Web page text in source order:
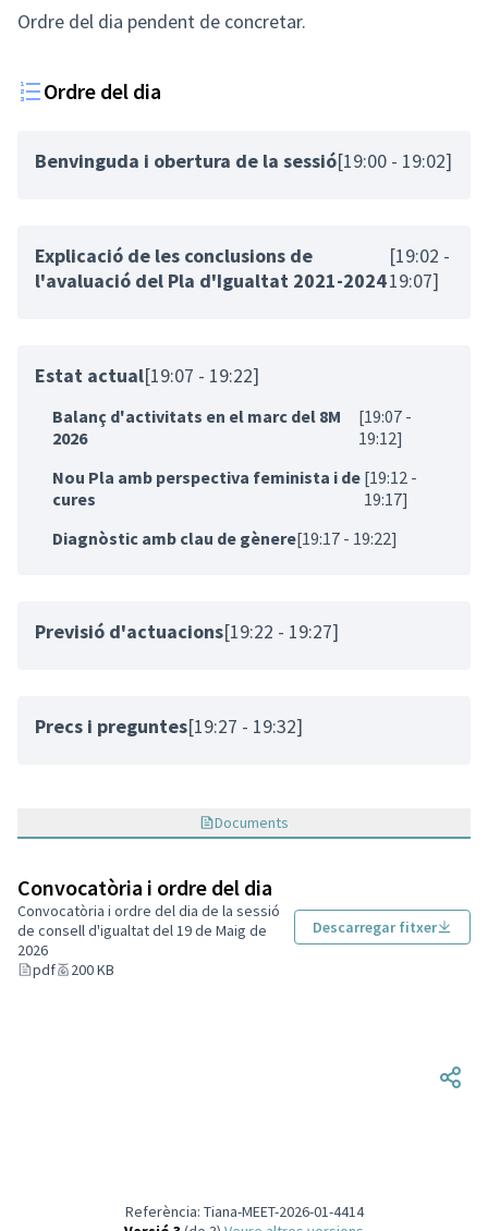
Ordre del dia pendent de concretar.
Ordre del dia
Benvinguda i obertura de la sessió[19:00 - 19:02]
Explicació de les conclusions de
l'avaluació del Pla d'Igualtat 2021-2024
[19:02 -
19:07]
Estat actual[19:07 - 19:22]
Balanç d'activitats en el marc del 8M
2026
[19:07 -
19:12]
Nou Pla amb perspectiva feminista i de
cures
[19:12 -
19:17]
Diagnòstic amb clau de gènere[19:17 - 19:22]
Previsió d'actuacions[19:22 - 19:27]
Precs i preguntes[19:27 - 19:32]
Documents
Convocatòria i ordre del dia
Convocatòria i ordre del dia de la sessió
de consell d'igualtat del 19 de Maig de
2026
pdf
200 KB
Descarregar fitxer
Referència: Tiana-MEET-2026-01-4414